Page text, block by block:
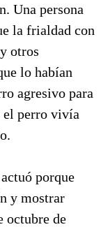
Una persona
la frialdad con
otros
lo habían
agresivo para
el perro vivía
porque
y mostrar
octubre de